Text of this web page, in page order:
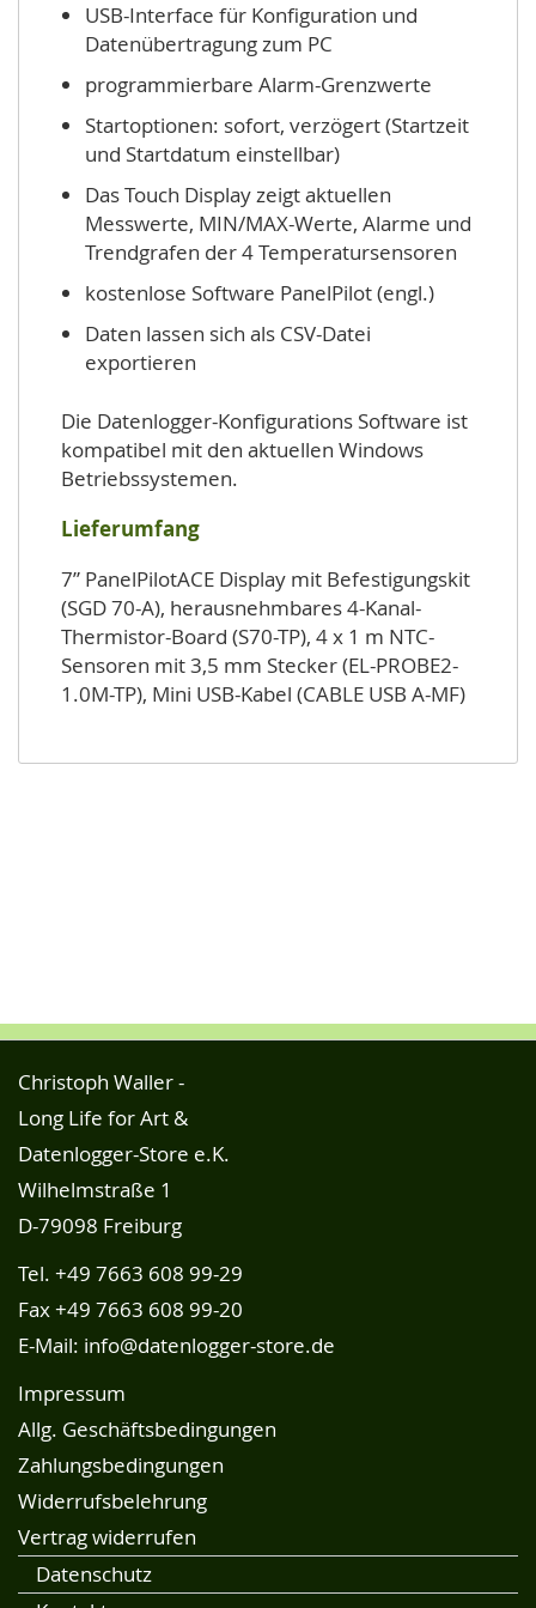
USB-Interface für Konfiguration und
Datenübertragung zum PC
programmierbare Alarm-Grenzwerte
Startoptionen: sofort, verzögert (Startzeit
und Startdatum einstellbar)
Das Touch Display zeigt aktuellen
Messwerte, MIN/MAX-Werte, Alarme und
Trendgrafen der 4 Temperatursensoren
kostenlose Software PanelPilot (engl.)
Daten lassen sich als CSV-Datei
exportieren
Die Datenlogger-Konfigurations Software ist
kompatibel mit den aktuellen Windows
Betriebssystemen.
Lieferumfang
7” PanelPilotACE Display mit Befestigungskit
(SGD 70-A), herausnehmbares 4-Kanal-
Thermistor-Board (S70-TP), 4 x 1 m NTC-
Sensoren mit 3,5 mm Stecker (EL-PROBE2-
1.0M-TP), Mini USB-Kabel (CABLE USB A-MF)
Christoph Waller -
Long Life for Art &
Datenlogger-Store e.K.
Wilhelmstraße 1
D-79098 Freiburg
Tel. +49 7663 608 99-29
Fax +49 7663 608 99-20
E-Mail: info@datenlogger-store.de
Impressum
Allg. Geschäftsbedingungen
Zahlungsbedingungen
Widerrufsbelehrung
Vertrag widerrufen
Datenschutz